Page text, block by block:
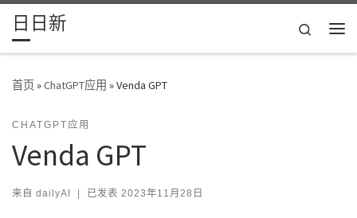
Skip to content
日日新
Search
首页»ChatGPT应用 »Venda GPT
CHATGPT应用
Venda GPT
来自 dailyAI | 已发表 2023年11月28日